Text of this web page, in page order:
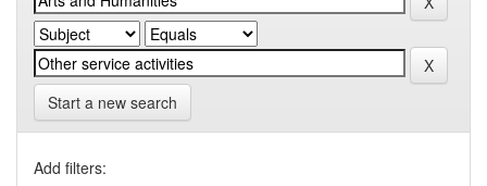
Start a new search
Add filters: